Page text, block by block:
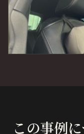
この事例